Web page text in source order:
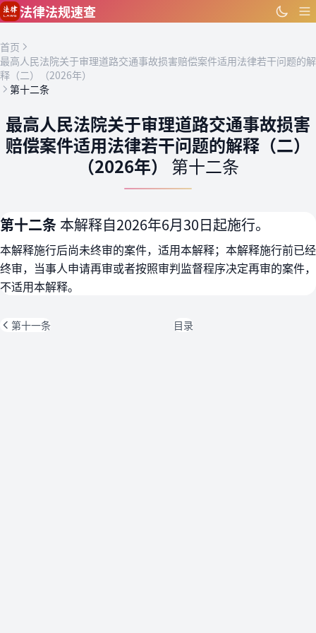
跳到主要内容
法律法规速查
首页
最高人民法院关于审理道路交通事故损害赔偿案件适用法律若干问题的解
释（二）（2026年）
第十二条
最高人民法院关于审理道路交通事故损害
赔偿案件适用法律若干问题的解释（二）
（2026年） 第十二条
第十二条 本解释自2026年6月30日起施行。
本解释施行后尚未终审的案件，适用本解释；本解释施行前已经
终审，当事人申请再审或者按照审判监督程序决定再审的案件，
不适用本解释。
第十一条 目录